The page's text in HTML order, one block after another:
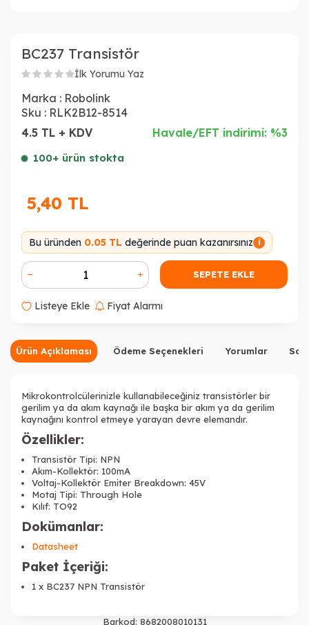
BC237 Transistör
İlk Yorumu Yaz
Marka : Robolink
Sku : RLK2B12-8514
4.5 TL + KDV
Havale/EFT indirimi: %3
100+ ürün stokta
5,40 TL
Bu üründen 0.05 TL değerinde puan kazanırsınız i
SEPETE EKLE
Listeye Ekle Fiyat Alarmı
Ürün Açıklaması Ödeme Seçenekleri Yorumlar
Mikrokontrolcülerinizle kullanabileceğiniz transistörler bir
gerilim ya da akım kaynağı ile başka bir akım ya da gerilim
kaynağını kontrol etmeye yarayan devre elemandır.
Özellikler:
Transistör Tipi: NPN
Akım-Kollektör: 100mA
Voltaj-Kollektör Emiter Breakdown: 45V
Motaj Tipi: Through Hole
Kılıf: TO92
Dokümanlar:
Datasheet
Paket İçeriği:
1 x BC237 NPN Transistör
Barkod: 8682008010131